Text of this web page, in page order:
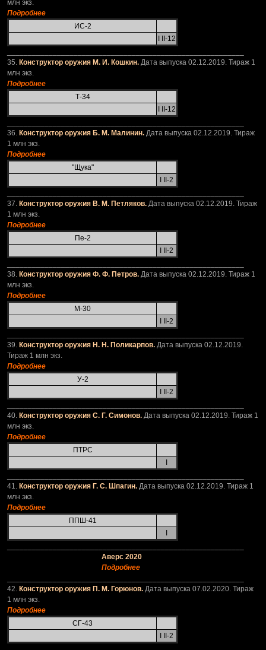
млн экз.
Подробнее
ИС-2
I II-12
35. Конструктор оружия М. И. Кошкин. Дата выпуска 02.12.2019. Тираж 1
млн экз.
Подробнее
Т-34
I II-12
36. Конструктор оружия Б. М. Малинин. Дата выпуска 02.12.2019. Тираж
1 млн экз.
Подробнее
"Щука"
I II-2
37. Конструктор оружия В. М. Петляков. Дата выпуска 02.12.2019. Тираж
1 млн экз.
Подробнее
Пе-2
I II-2
38. Конструктор оружия Ф. Ф. Петров. Дата выпуска 02.12.2019. Тираж 1
млн экз.
Подробнее
М-30
I II-2
39. Конструктор оружия Н. Н. Поликарпов. Дата выпуска 02.12.2019.
Тираж 1 млн экз.
Подробнее
У-2
I II-2
40. Конструктор оружия С. Г. Симонов. Дата выпуска 02.12.2019. Тираж 1
млн экз.
Подробнее
ПТРС
41. Конструктор оружия Г. С. Шпагин. Дата выпуска 02.12.2019. Тираж 1
млн экз.
Подробнее
ППШ-41
Аверс 2020
Подробнее
42. Конструктор оружия П. М. Горюнов. Дата выпуска 07.02.2020. Тираж
1 млн экз.
Подробнее
СГ-43
I II-2